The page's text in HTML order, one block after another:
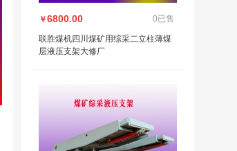
￥6800.00 0已售
联胜煤机四川煤矿用综采二立柱薄煤
层液压支架大修厂